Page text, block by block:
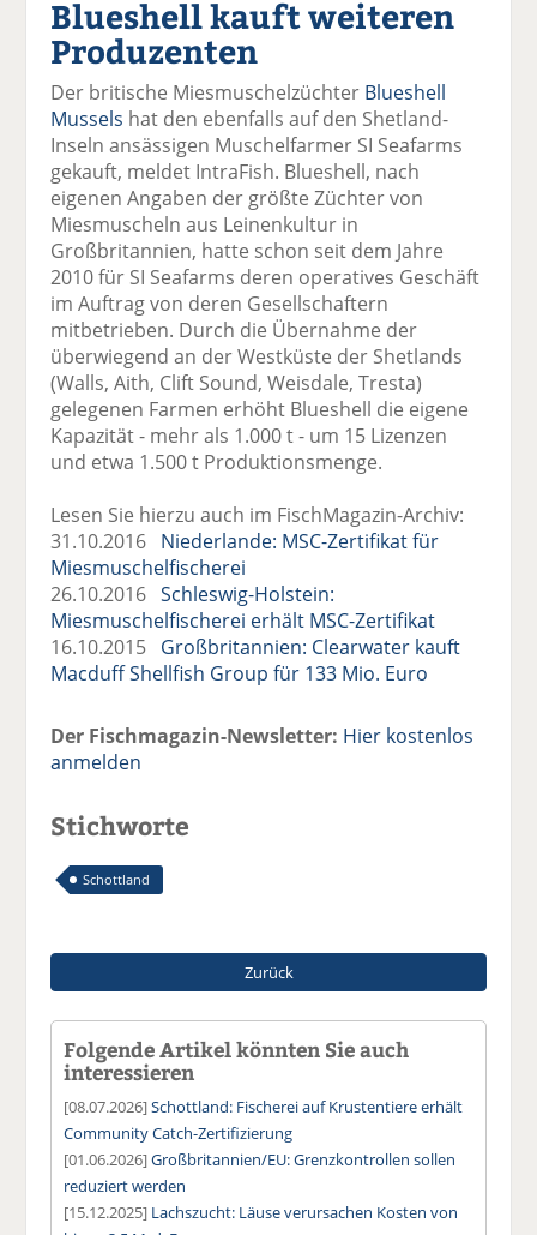
el
a
F
ac
e
b
o
k
te
il
e
n
el
t
tt
er
n
el
a
Li
n
k
e
di
te
il
n
el
p
E
m
ai
se
n
n
Blueshell kauft weiteren
Produzenten
Der britische Miesmuschelzüchter Blueshell
Mussels hat den ebenfalls auf den Shetland-
Inseln ansässigen Muschelfarmer SI Seafarms
gekauft, meldet IntraFish. Blueshell, nach
eigenen Angaben der größte Züchter von
Miesmuscheln aus Leinenkultur in
Großbritannien, hatte schon seit dem Jahre
2010 für SI Seafarms deren operatives Geschäft
im Auftrag von deren Gesellschaftern
mitbetrieben. Durch die Übernahme der
überwiegend an der Westküste der Shetlands
(Walls, Aith, Clift Sound, Weisdale, Tresta)
gelegenen Farmen erhöht Blueshell die eigene
Kapazität - mehr als 1.000 t - um 15 Lizenzen
und etwa 1.500 t Produktionsmenge.
Lesen Sie hierzu auch im FischMagazin-Archiv:
31.10.2016 Niederlande: MSC-Zertifikat für
Miesmuschelfischerei
26.10.2016Schleswig-Holstein:
Miesmuschelfischerei erhält MSC-Zertifikat
16.10.2015 Großbritannien: Clearwater kauft
Macduff Shellfish Group für 133 Mio. Euro
Der Fischmagazin-Newsletter: Hier kostenlos
anmelden
Stichworte
Schottland
Zurück
Folgende Artikel könnten Sie auch
interessieren
[08.07.2026]Schottland: Fischerei auf Krustentiere erhält
Community Catch-Zertifizierung
[01.06.2026]Großbritannien/EU: Grenzkontrollen sollen
reduziert werden
[15.12.2025] Lachszucht: Läuse verursachen Kosten von